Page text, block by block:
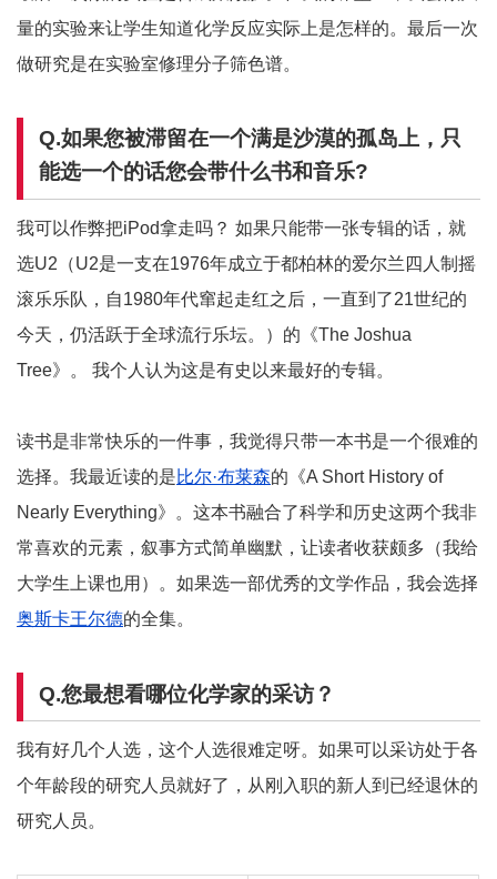
量的实验来让学生知道化学反应实际上是怎样的。最后一次
做研究是在实验室修理分子筛色谱。
Q.如果您被滞留在一个满是沙漠的孤岛上，只
能选一个的话您会带什么书和音乐?
我可以作弊把iPod拿走吗？ 如果只能带一张专辑的话，就
选U2（U2是一支在1976年成立于都柏林的爱尔兰四人制摇
滚乐乐队，自1980年代窜起走红之后，一直到了21世纪的
今天，仍活跃于全球流行乐坛。）的《The Joshua
Tree》。 我个人认为这是有史以来最好的专辑。
读书是非常快乐的一件事，我觉得只带一本书是一个很难的
选择。我最近读的是比尔·布莱森的《A Short History of
Nearly Everything》。这本书融合了科学和历史这两个我非
常喜欢的元素，叙事方式简单幽默，让读者收获颇多（我给
大学生上课也用）。如果选一部优秀的文学作品，我会选择
奥斯卡王尔德的全集。
Q.您最想看哪位化学家的采访？
我有好几个人选，这个人选很难定呀。如果可以采访处于各
个年龄段的研究人员就好了，从刚入职的新人到已经退休的
研究人员。